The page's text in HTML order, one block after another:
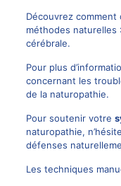
Découvrez
méthodes naturelles :
cérébrale.
Pour plus
concernant les
de la naturopathie.
Pour soutenir votre
naturopathie,
défenses
Les techniques